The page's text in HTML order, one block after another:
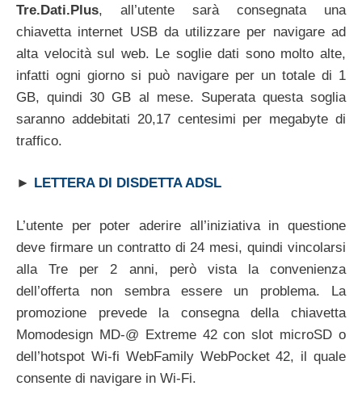
Tre.Dati.Plus, all’utente sarà consegnata una
chiavetta internet USB da utilizzare per navigare ad
alta velocità sul web. Le soglie dati sono molto alte,
infatti ogni giorno si può navigare per un totale di 1
GB, quindi 30 GB al mese. Superata questa soglia
saranno addebitati 20,17 centesimi per megabyte di
traffico.
► LETTERA DI DISDETTA ADSL
L’utente per poter aderire all’iniziativa in questione
deve firmare un contratto di 24 mesi, quindi vincolarsi
alla Tre per 2 anni, però vista la convenienza
dell’offerta non sembra essere un problema. La
promozione prevede la consegna della chiavetta
Momodesign MD-@ Extreme 42 con slot microSD o
dell’hotspot Wi-fi WebFamily WebPocket 42, il quale
consente di navigare in Wi-Fi.